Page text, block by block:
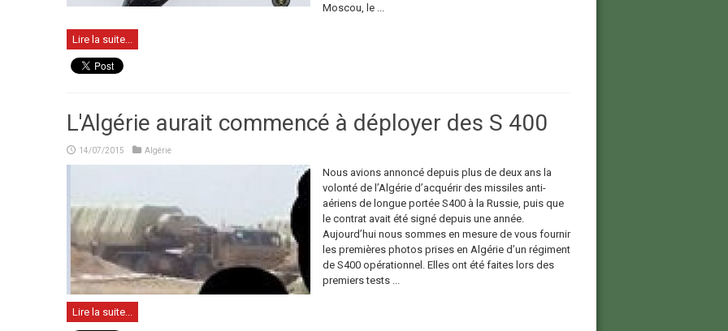
Moscou, le ...
Lire la suite...
L'Algérie aurait commencé à déployer des S 400
14/07/2015 Algérie
Nous avions annoncé depuis plus de deux ans la
volonté de l’Algérie d’acquérir des missiles anti-
aériens de longue portée S400 à la Russie, puis que
le contrat avait été signé depuis une année.
Aujourd’hui nous sommes en mesure de vous fournir
les premières photos prises en Algérie d’un régiment
de S400 opérationnel. Elles ont été faites lors des
premiers tests ...
Lire la suite...